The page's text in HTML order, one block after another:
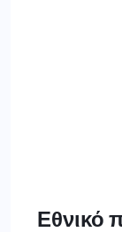
Εθνικό